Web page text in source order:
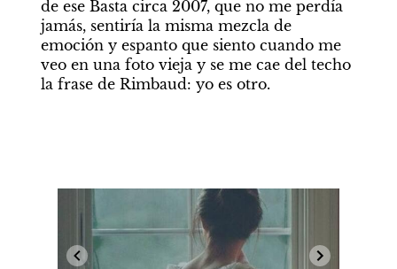
de ese Basta circa 2007, que no me perdía
jamás, sentiría la misma mezcla de
emoción y espanto que siento cuando me
veo en una foto vieja y se me cae del techo
la frase de Rimbaud: yo es otro.